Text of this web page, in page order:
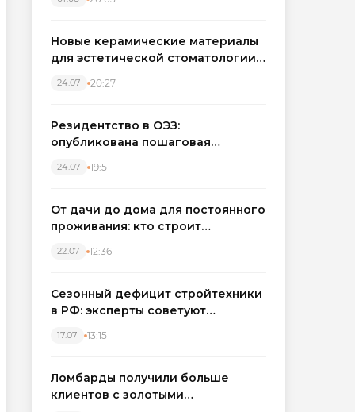
Новые керамические материалы
для эстетической стоматологии
24.07 20:27
Резидентство в ОЭЗ:
опубликована пошаговая
налоговых льгот для инвесторов
24.07 19:51
От дачи до дома для постоянного
проживания: кто строит
Западном регионе
22.07 12:36
Сезонный дефицит стройтехники
в РФ: эксперты советуют
17.07 13:15
Ломбарды получили больше
клиентов с золотыми